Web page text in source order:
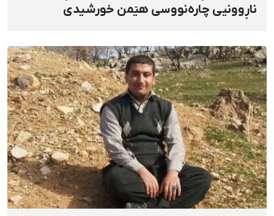
ناڕوونیی چارەنووسی هێمن خورشیدی